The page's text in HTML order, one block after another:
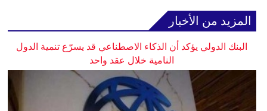
المزيد من الأخبار
البنك الدولي يؤكد أن الذكاء الاصطناعي قد يسرّع تنمية الدول
النامية خلال عقد واحد